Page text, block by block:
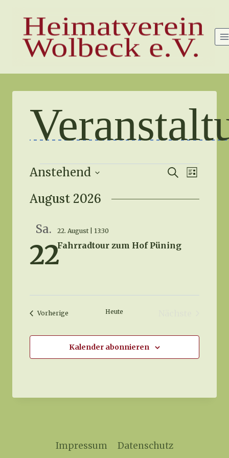
Inhalt
springenHeimatverein
Wolbeck e.V.
Suche
SucheListe
Anstehend
wählen.
August 2026
Sa.
22Fahrradtour zum Hof Püning
22. August | 13:30
Vorherige Veranstaltungen
Heute
Kalender abonnieren
Impressum Datenschutz